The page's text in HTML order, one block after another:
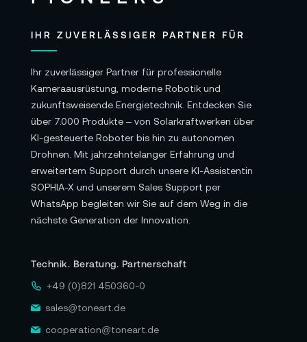
IHR ZUVERLÄSSIGER PARTNER FÜR
Ihr zuverlässiger Partner für professionelle
Kameraausrüstung, moderne Robotik und
zukunftsweisende Energietechnik. Entdecken Sie
über 7.000 Produkte – von Solarkraftwerken über
KI-gesteuerte Roboter bis hin zu autonomen
Drohnen. Mit jahrzehntelanger Erfahrung und
erweitertem Support durch unsere KI-Assistentin
SOPHIA-X und unserem Sales Support per
WhatsApp begleiten wir Sie auf dem Weg in die
nächste Generation der Innovation.
Technik. Beratung. Partnerschaft
+49 (0)821 450360-0
sales@toneart.de
cooperation@toneart.de